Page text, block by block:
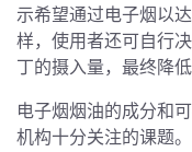
示希望通过电子烟以
样，使用者还可自行
丁的摄入量，最终降
电子烟烟油的成分和
机构十分关注的课题